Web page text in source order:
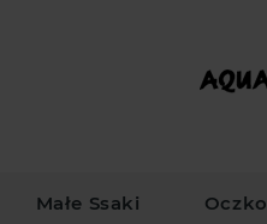
Małe Ssaki Oczko